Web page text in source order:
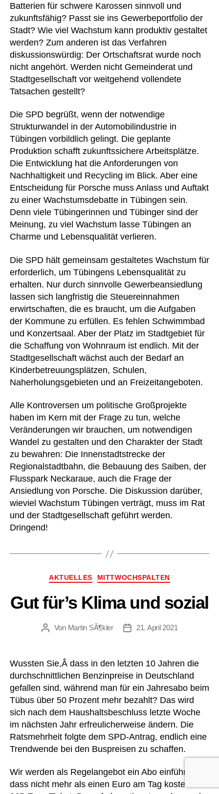
Batterien für schwere Karossen sinnvoll und
zukunftsfähig? Passt sie ins Gewerbeportfolio der
Stadt? Wie viel Wachstum kann produktiv gestaltet
werden? Zum anderen ist das Verfahren
diskussionswürdig: Der Ortschaftsrat wurde noch
nicht angehört. Werden nicht Gemeinderat und
Stadtgesellschaft vor weitgehend vollendete
Tatsachen gestellt?
Die SPD begrüßt, wenn der notwendige
Strukturwandel in der Automobilindustrie in
Tübingen vorbildlich gelingt. Die geplante
Produktion schafft zukunftssichere Arbeitsplätze.
Die Entwicklung hat die Anforderungen von
Nachhaltigkeit und Recycling im Blick. Aber eine
Entscheidung für Porsche muss Anlass und Auftakt
zu einer Wachstumsdebatte in Tübingen sein.
Denn viele Tübingerinnen und Tübinger sind der
Meinung, zu viel Wachstum lasse Tübingen an
Charme und Lebensqualität verlieren.
Die SPD hält gemeinsam gestaltetes Wachstum für
erforderlich, um Tübingens Lebensqualität zu
erhalten. Nur durch sinnvolle Gewerbeansiedlung
lassen sich langfristig die Steuereinnahmen
erwirtschaften, die es braucht, um die Aufgaben
der Kommune zu erfüllen. Es fehlen Schwimmbad
und Konzertsaal. Aber der Platz im Stadtgebiet für
die Schaffung von Wohnraum ist endlich. Mit der
Stadtgesellschaft wächst auch der Bedarf an
Kinderbetreuungsplätzen, Schulen,
Naherholungsgebieten und an Freizeitangeboten.
Alle Kontroversen um politische Großprojekte
haben im Kern mit der Frage zu tun, welche
Veränderungen wir brauchen, um notwendigen
Wandel zu gestalten und den Charakter der Stadt
zu bewahren: Die Innenstadtstrecke der
Regionalstadtbahn, die Bebauung des Saiben, der
Flusspark Neckaraue, auch die Frage der
Ansiedlung von Porsche. Die Diskussion darüber,
wieviel Wachstum Tübingen verträgt, muss im Rat
und der Stadtgesellschaft geführt werden.
Dringend!
Kategorien
AKTUELLES MITTWOCHSPALTEN
Gut für’s Klima und sozial
Beitragsautor
Von Martin SÃ¶kler Beitragsdatum
21. April 2021
Wussten Sie,Â dass in den letzten 10 Jahren die
durchschnittlichen Benzinpreise in Deutschland
gefallen sind, während man für ein Jahresabo beim
Tübus über 50 Prozent mehr bezahlt? Das wird
sich nach dem Haushaltsbeschluss letzte Woche
im nächsten Jahr erfreulicherweise ändern. Die
Ratsmehrheit folgte dem SPD-Antrag, endlich eine
Trendwende bei den Buspreisen zu schaffen.
Wir werden als Regelangebot ein Abo einführen,
dass nicht mehr als einen Euro am Tag kostet: das